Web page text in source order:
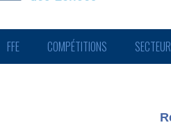
FFE COMPÉTITIONS